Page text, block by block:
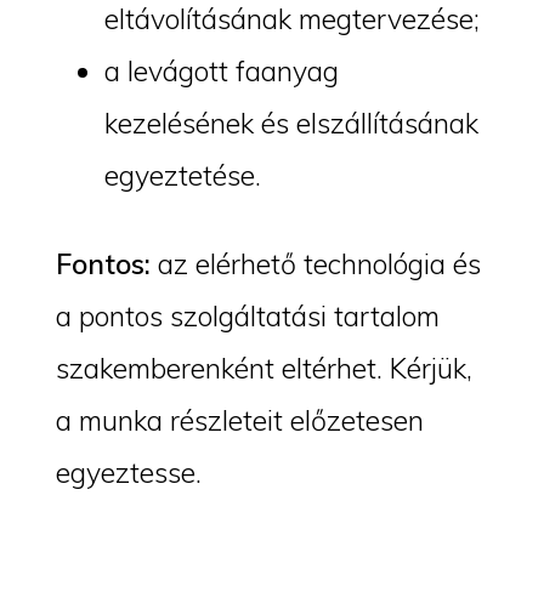
eltávolításának megtervezése;
a levágott faanyag
kezelésének és elszállításának
egyeztetése.
Fontos: az elérhető technológia és
a pontos szolgáltatási tartalom
szakemberenként eltérhet. Kérjük,
a munka részleteit előzetesen
egyeztesse.